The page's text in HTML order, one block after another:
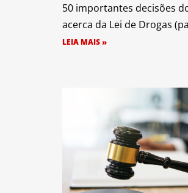
50 importantes decisões do
acerca da Lei de Drogas
LEIA MAIS »